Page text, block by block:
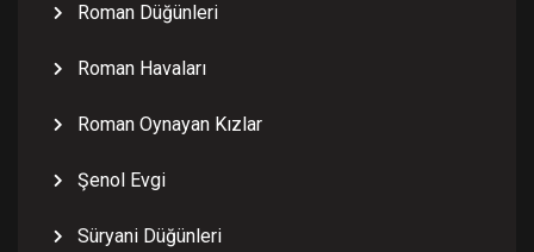
Roman Düğünleri
Roman Havaları
Roman Oynayan Kızlar
Şenol Evgi
Süryani Düğünleri